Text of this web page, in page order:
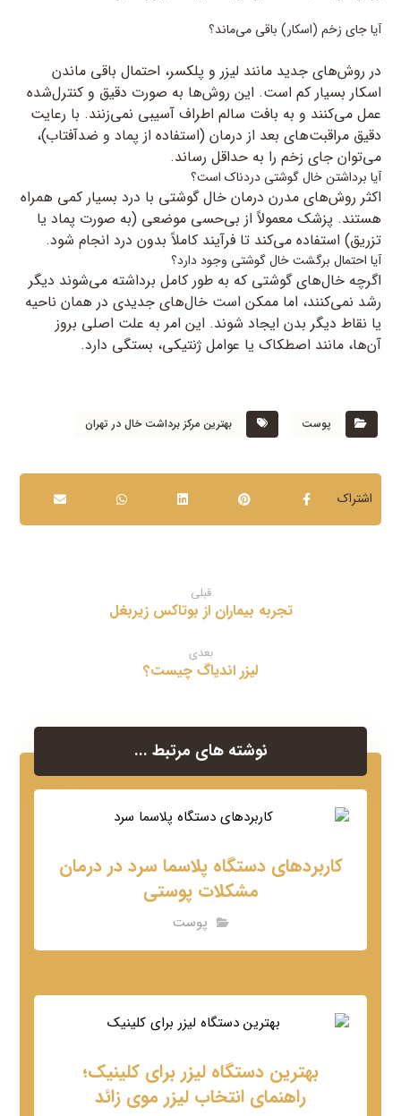
آیا جای زخم (اسکار) باقی می‌ماند؟
در روش‌های جدید مانند لیزر و پلکسر، احتمال باقی ماندن
اسکار بسیار کم است. این روش‌ها به صورت دقیق و کنترل‌شده
عمل می‌کنند و به بافت سالم اطراف آسیبی نمی‌زنند. با رعایت
دقیق مراقبت‌های بعد از درمان (استفاده از پماد و ضدآفتاب)،
می‌توان جای زخم را به حداقل رساند.
آیا برداشتن خال گوشتی دردناک است؟
اکثر روش‌های مدرن درمان خال گوشتی با درد بسیار کمی همراه
هستند. پزشک معمولاً از بی‌حسی موضعی (به صورت پماد یا
تزریق) استفاده می‌کند تا فرآیند کاملاً بدون درد انجام شود.
آیا احتمال برگشت خال گوشتی وجود دارد؟
اگرچه خال‌های گوشتی که به طور کامل برداشته می‌شوند دیگر
رشد نمی‌کنند، اما ممکن است خال‌های جدیدی در همان ناحیه
یا نقاط دیگر بدن ایجاد شوند. این امر به علت اصلی بروز
آن‌ها، مانند اصطکاک یا عوامل ژنتیکی، بستگی دارد.
پوست بهترین مرکز برداشت خال در تهران
قبلی
تجربه بیماران از بوتاکس زیربغل
بعدی
لیزر اندیاگ چیست؟
نوشته های مرتبط ...
کاربردهای دستگاه پلاسما سرد در درمان
مشکلات پوستی
پوست
بهترین دستگاه لیزر برای کلینیک؛
راهنمای انتخاب لیزر موی زائد